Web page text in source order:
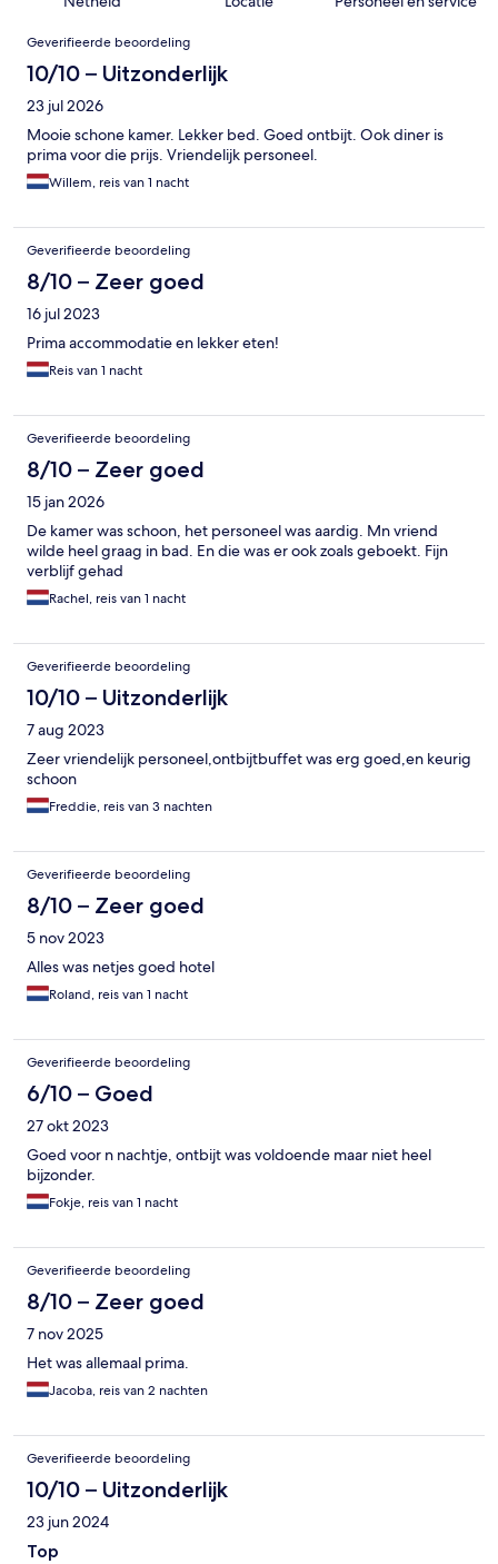
Beoordelingen
Geverifieerde beoordeling
10/10 – Uitzonderlijk
23 jul 2026
Mooie schone kamer. Lekker bed. Goed ontbijt. Ook diner is
prima voor die prijs. Vriendelijk personeel.
Willem, reis van 1 nacht
Geverifieerde beoordeling
8/10 – Zeer goed
16 jul 2023
Prima accommodatie en lekker eten!
Reis van 1 nacht
Geverifieerde beoordeling
8/10 – Zeer goed
15 jan 2026
De kamer was schoon, het personeel was aardig. Mn vriend
wilde heel graag in bad. En die was er ook zoals geboekt. Fijn
verblijf gehad
Rachel, reis van 1 nacht
Geverifieerde beoordeling
10/10 – Uitzonderlijk
7 aug 2023
Zeer vriendelijk personeel,ontbijtbuffet was erg goed,en keurig
schoon
Freddie, reis van 3 nachten
Geverifieerde beoordeling
8/10 – Zeer goed
5 nov 2023
Alles was netjes goed hotel
Roland, reis van 1 nacht
Geverifieerde beoordeling
6/10 – Goed
27 okt 2023
Goed voor n nachtje, ontbijt was voldoende maar niet heel
bijzonder.
Fokje, reis van 1 nacht
Geverifieerde beoordeling
8/10 – Zeer goed
7 nov 2025
Het was allemaal prima.
Jacoba, reis van 2 nachten
Geverifieerde beoordeling
10/10 – Uitzonderlijk
23 jun 2024
Top